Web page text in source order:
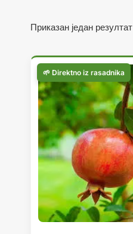
Приказан један резултат